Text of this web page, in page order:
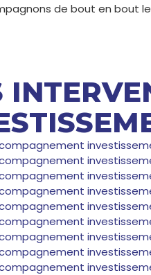
de bout en bout